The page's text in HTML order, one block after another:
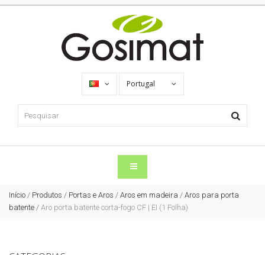
Portugal
Início / Produtos / Portas e Aros / Aros em madeira / Aros para porta
batente / Aro porta batente corta-fogo CF | EI (1 Folha)